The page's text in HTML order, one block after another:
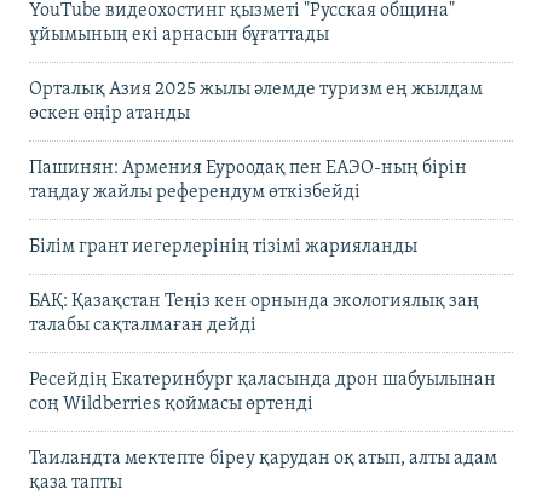
YouTube видеохостинг қызметі "Русская община"
ұйымының екі арнасын бұғаттады
Орталық Азия 2025 жылы әлемде туризм ең жылдам
өскен өңір атанды
Пашинян: Армения Еуроодақ пен ЕАЭО-ның бірін
таңдау жайлы референдум өткізбейді
Білім грант иегерлерінің тізімі жарияланды
БАҚ: Қазақстан Теңіз кен орнында экологиялық заң
талабы сақталмаған дейді
Ресейдің Екатеринбург қаласында дрон шабуылынан
соң Wildberries қоймасы өртенді
Таиландта мектепте біреу қарудан оқ атып, алты адам
қаза тапты